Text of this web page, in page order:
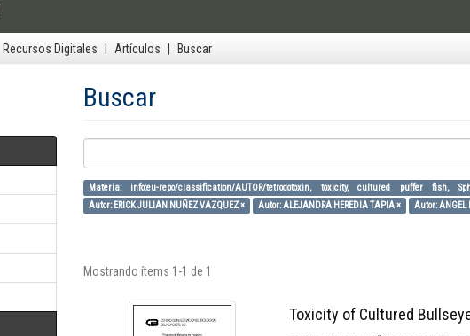
Recursos Digitales Artículos Buscar
Buscar
Materia: info:eu-repo/classification/AUTOR/tetrodotoxin, toxicity, cultured puffer fish,
Autor: ERICK JULIAN NUÑEZ VAZQUEZ ×
Autor: ALEJANDRA HEREDIA TAPIA × Autor: ANGEL
Mostrando ítems 1-1 de 1
Toxicity of Cultured